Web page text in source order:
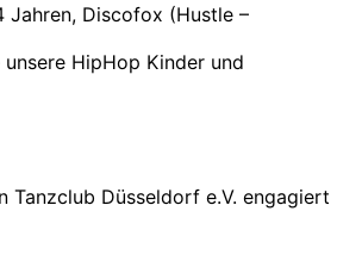
Jahren, Discofox (Hustle –
HipHop Kinder und
Tanzclub Düsseldorf e.V. engagiert